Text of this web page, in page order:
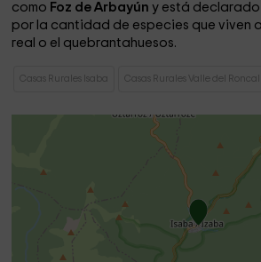
como Foz de Arbayún y está declarado
por la cantidad de especies que viven
real o el quebrantahuesos.
Casas Rurales Isaba Casas Rurales Valle del Roncal